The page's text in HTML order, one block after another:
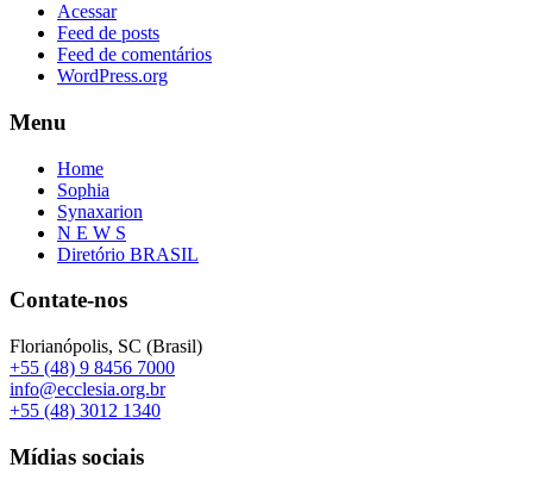
Acessar
Feed de posts
Feed de comentários
WordPress.org
Menu
Home
Sophia
Synaxarion
N E W S
Diretório BRASIL
Contate-nos
Florianópolis, SC (Brasil)
+55 (48) 9 8456 7000
info@ecclesia.org.br
+55 (48) 3012 1340
Mídias sociais